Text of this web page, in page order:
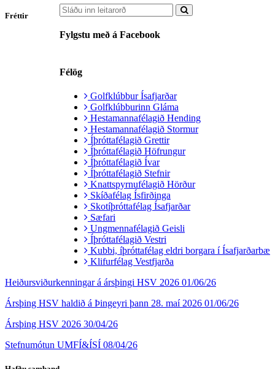
Fylgstu með á Facebook
Félög
Golfklúbbur Ísafjarðar
Golfklúbburinn Gláma
Hestamannafélagið Hending
Hestamannafélagið Stormur
Íþróttafélagið Grettir
Íþróttafélagið Höfrungur
Íþróttafélagið Ívar
Íþróttafélagið Stefnir
Knattspyrnufélagið Hörður
Skíðafélag Ísfirðinga
Skotíþróttafélag Ísafjarðar
Sæfari
Ungmennafélagið Geisli
Íþróttafélagið Vestri
Kubbi, íþróttafélag eldri borgara í Ísafjarðarbæ
Klifurfélag Vestfjarða
Fréttir
Heiðursviðurkenningar á ársþingi HSV 2026 01/06/26
Ársþing HSV haldið á Þingeyri þann 28. maí 2026 01/06/26
Ársþing HSV 2026 30/04/26
Stefnumótun UMFÍ&ÍSÍ 08/04/26